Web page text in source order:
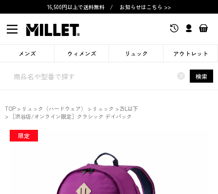
16,500円以上で送料無料 / お知らせはこちら >>
メンズ ウィメンズ リュック アウトレット
× 検索
TOP リュック（ハードウェア） リュック
29L以下
［渋谷店/オンライン限定］クラシック デイパック
限定